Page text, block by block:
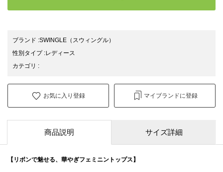
ブランド :SWINGLE （スウィングル）
性別タイプ:レディース
カテゴリ :
お気に入り登録 マイブランドに登録
商品説明 サイズ詳細
【リボンで魅せる、華やぎフェミニントップス】